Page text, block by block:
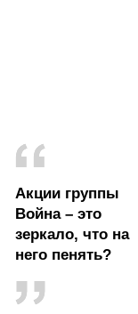
Акции группы
Война – это
зеркало, что на
него пенять?